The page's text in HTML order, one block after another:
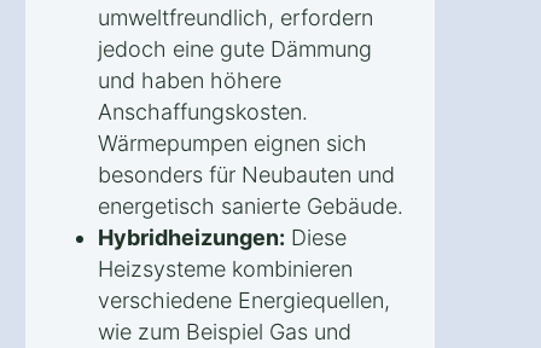
umweltfreundlich, erfordern
jedoch eine gute Dämmung
und haben höhere
Anschaffungskosten.
Wärmepumpen eignen sich
besonders für Neubauten und
energetisch sanierte Gebäude.
Hybridheizungen: Diese
Heizsysteme kombinieren
verschiedene Energiequellen,
wie zum Beispiel Gas und